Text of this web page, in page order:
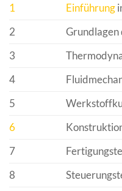
1
Einführung
2
3
4
5
6
7
8